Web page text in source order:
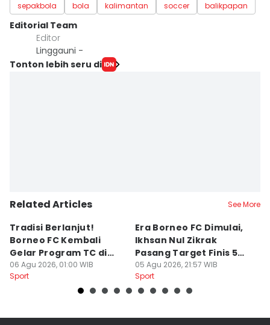
sepakbola bola kalimantan soccer balikpapan
Editorial Team
Editor
Linggauni -
Tonton lebih seru di
Related Articles See More
Tradisi Berlanjut!
Borneo FC Kembali
Gelar Program TC di
Yogyakarta
06 Agu 2026, 01:00 WIB
Sport
Era Borneo FC Dimulai,
Ikhsan Nul Zikrak
Pasang Target Finis 5
Besar
05 Agu 2026, 21:57 WIB
Sport